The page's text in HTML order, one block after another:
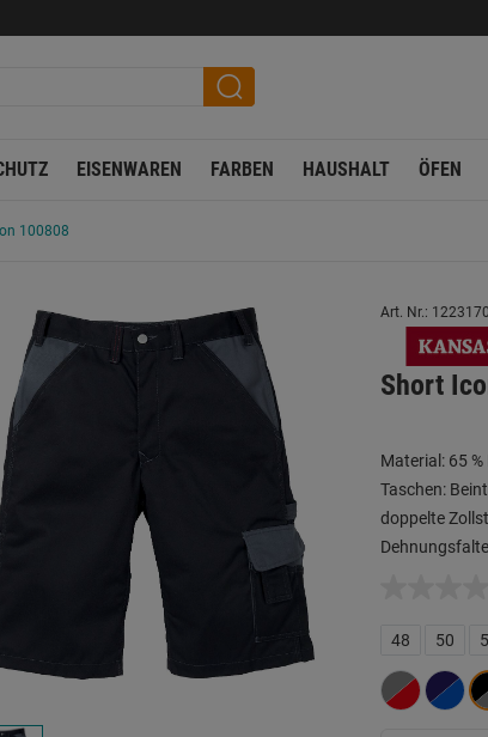
EISENWAREN FARBEN HAUSHALT ÖFEN
100808
Art. Nr.: 1223170
Short
Material: 65
Taschen:
doppelte
48 50